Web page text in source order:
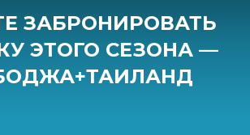
ЗАБРОНИРОВАТЬ
ЭТОГО СЕЗОНА —